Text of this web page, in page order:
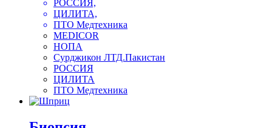
РОССИЯ,
ЦИЛИТА,
ПТО Медтехника
MEDICOR
НОПА
Сурджикон ЛТД.Пакистан
РОССИЯ
ЦИЛИТА
ПТО Медтехника